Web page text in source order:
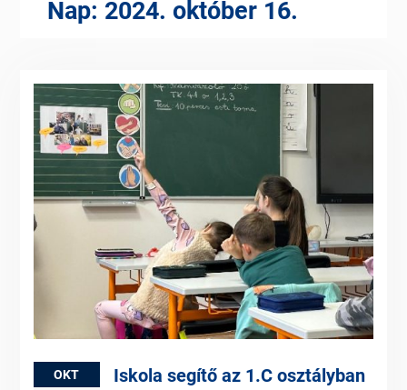
Nap: 2024. október 16.
OKT Iskola segítő az 1.C osztályban